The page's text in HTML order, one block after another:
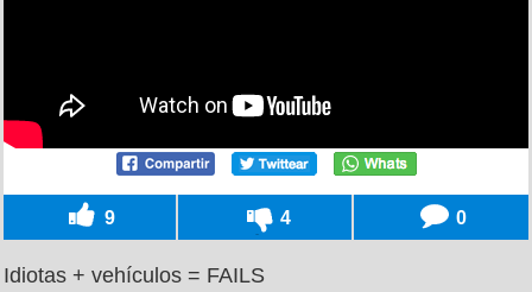
9 4 0
Idiotas + vehículos = FAILS